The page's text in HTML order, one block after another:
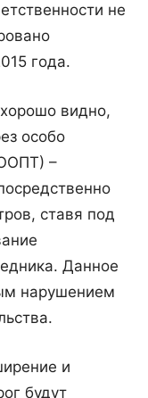
не
года.
видно,
особо
–
ставя под
Данное
нарушением
и
будут